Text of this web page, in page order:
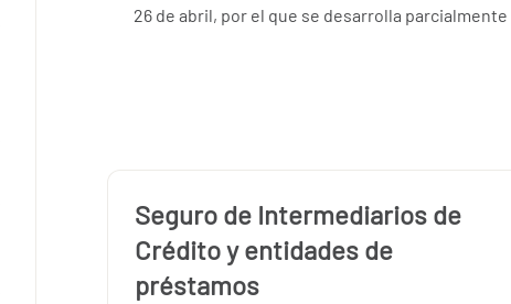
26 de abril, por el que se desarrolla parcialmente
Seguro de Intermediarios de
Crédito y entidades de
préstamos